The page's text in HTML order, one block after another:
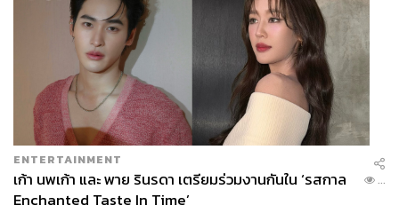
ENTERTAINMENT
เก้า นพเก้า และ พาย รินรดา เตรียมร่วมงานกันใน ‘รสกาล
Enchanted Taste In Time’
...